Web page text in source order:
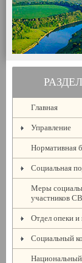
Главная
Управление
Нормативная
Социальная
Меры
участников
Отдел опеки и
Социальный